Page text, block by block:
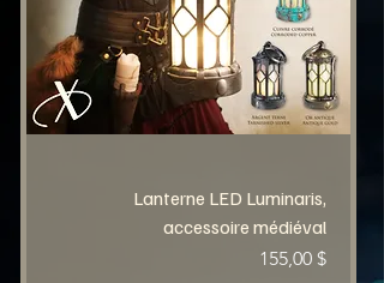
Lanterne LED Luminaris,
accessoire médiéval
Prix
155,00 $